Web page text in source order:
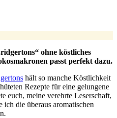
ohne köstliches
passt perfekt dazu.
hält so manche Köstlichkeit
Rezepte für eine gelungene
euch, meine verehrte Leserschaft,
ich die überaus aromatischen